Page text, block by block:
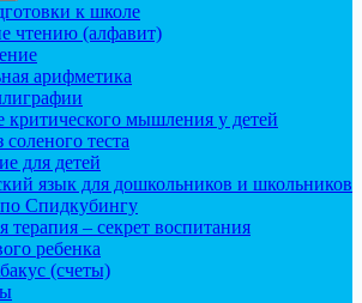
к школе
чтению (алфавит)
арифметика
критического мышления у детей
теста
для детей
язык для дошкольников и школьников
Спидкубингу
терапия – секрет воспитания
ребенка
(счеты)